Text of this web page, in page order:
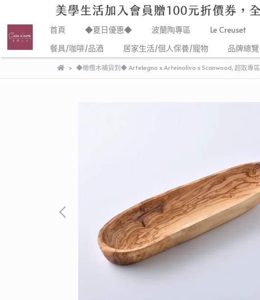
首頁 ◆夏日優惠◆ 波蘭陶專區 Le Creuset
餐具/咖啡/品酒
居家生活/個人保養/寵物 品牌總覽
◆橄欖木補貨到◆ Artelegno x Arteinolivo x Scanwood, 超取專區